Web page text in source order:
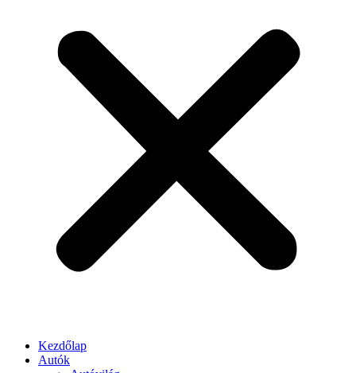
Kezdőlap
Autók